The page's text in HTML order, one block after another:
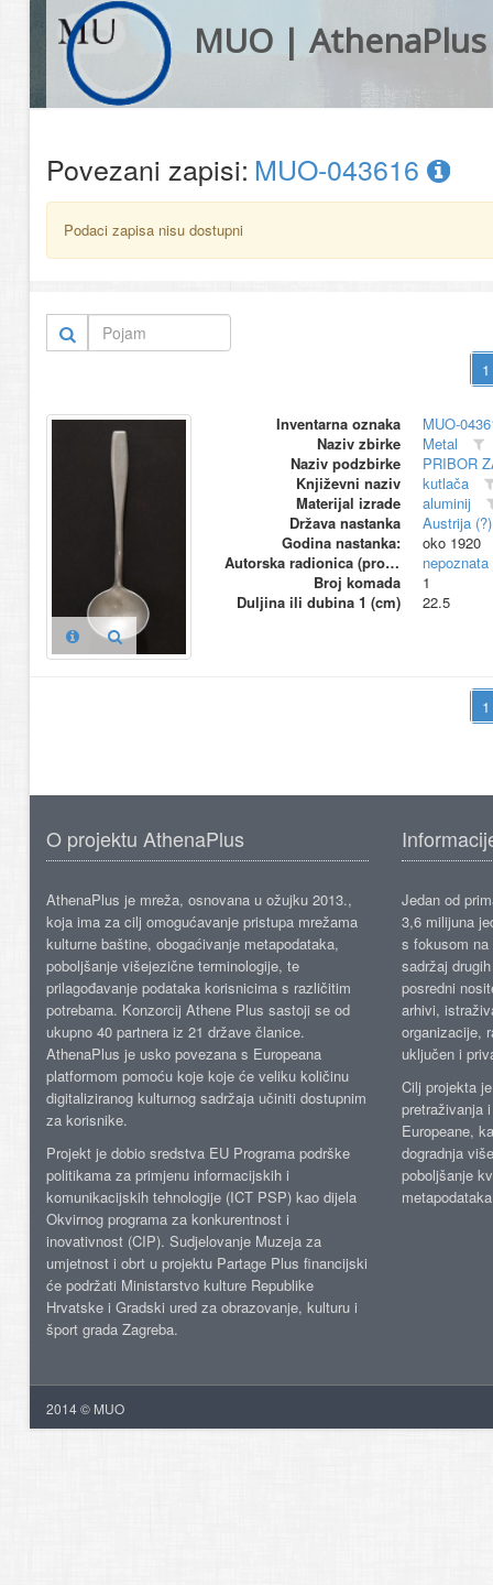
MUO | AthenaPlus
Povezani zapisi: MUO-043616
Podaci zapisa nisu dostupni
Inventarna oznaka
MUO-
Naziv zbirke
Metal
Naziv podzbirke
PRIBOR
Književni naziv
kutlača
Materijal izrade
aluminij
Država nastanka
Austrija (?)
Godina nastanka:
oko 1920
Autorska radionica (proizvođač)
nepoznata
Broj komada
1
Duljina ili dubina 1 (cm)
22.5
O projektu AthenaPlus
AthenaPlus je mreža, osnovana u ožujku 2013.,
koja ima za cilj omogućavanje pristupa mrežama
kulturne baštine, obogaćivanje metapodataka,
poboljšanje višejezične terminologije, te
prilagođavanje podataka korisnicima s različitim
potrebama. Konzorcij Athene Plus sastoji se od
ukupno 40 partnera iz 21 države članice.
AthenaPlus je usko povezana s Europeana
platformom pomoću koje koje će veliku količinu
digitaliziranog kulturnog sadržaja učiniti dostupnim
za korisnike.
Projekt je dobio sredstva EU Programa podrške
politikama za primjenu informacijskih i
komunikacijskih tehnologije (ICT PSP) kao dijela
Okvirnog programa za konkurentnost i
inovativnost (CIP). Sudjelovanje Muzeja za
umjetnost i obrt u projektu Partage Plus financijski
će podržati Ministarstvo kulture Republike
Hrvatske i Gradski ured za obrazovanje, kulturu i
šport grada Zagreba.
Jedan od
3,6 milijuna
s fokusom
sadržaj
posredni
arhivi,
organizacije,
uključen i
Cilj projekta
pretraživanja
Europeane,
dogradnja
poboljšanje
2014 © MUO